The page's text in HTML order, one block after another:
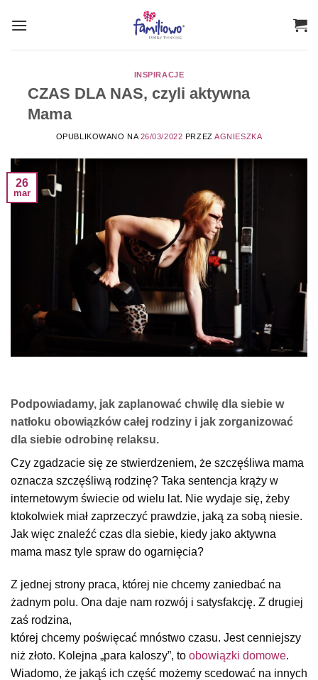
INSPIRACJE
CZAS DLA NAS, czyli aktywna
Mama
OPUBLIKOWANO NA 26/03/2022 PRZEZAGNIESZKA
26
mar
Podpowiadamy, jak zaplanować chwilę dla siebie w
natłoku obowiązków całej rodziny i jak zorganizować
dla siebie odrobinę relaksu.
Czy zgadzacie się ze stwierdzeniem, że szczęśliwa mama
oznacza szczęśliwą rodzinę? Taka sentencja krąży w
internetowym świecie od wielu lat. Nie wydaje się, żeby
ktokolwiek miał zaprzeczyć prawdzie, jaką za sobą niesie.
Jak więc znaleźć czas dla siebie, kiedy jako aktywna
mama masz tyle spraw do ogarnięcia?
Z jednej strony praca, której nie chcemy zaniedbać na
żadnym polu. Ona daje nam rozwój i satysfakcję. Z drugiej
zaś rodzina,
której chcemy poświęcać mnóstwo czasu. Jest cenniejszy
niż złoto. Kolejna „para kaloszy”, to obowiązki domowe.
Wiadomo, że jakąś ich część możemy scedować na innych